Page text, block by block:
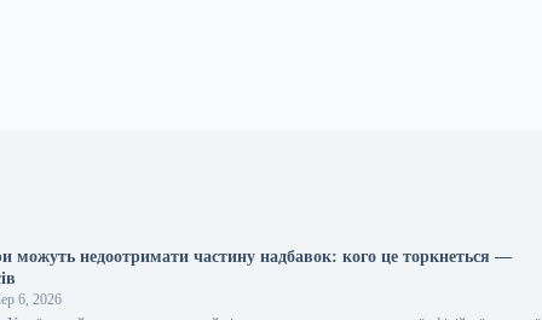
можуть недоотримати частину надбавок: кого це торкнеться —
6, 2026